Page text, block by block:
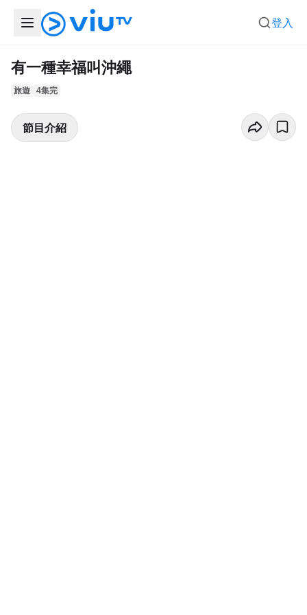
登入
有一種幸福叫沖繩
旅遊 4集完
節目介紹